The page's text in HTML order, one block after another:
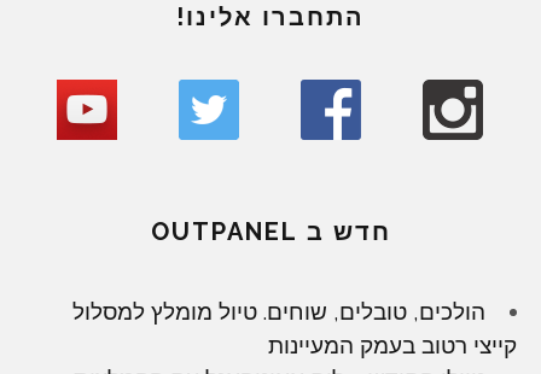
התחברו אלינו!
חדש ב OUTPANEL
הולכים, טובלים, שוחים. טיול מומלץ למסלול
קייצי רטוב בעמק המעיינות